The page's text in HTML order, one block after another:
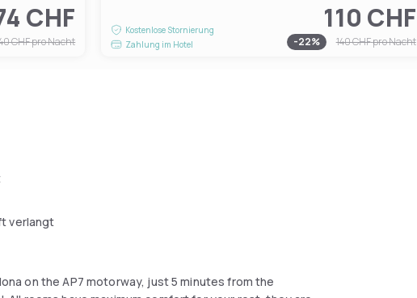
CHF
CHFpro Nacht
Kostenlose Stornierung
Zahlung im Hotel
110 CHF
-22% 140 CHFpro Nacht
verlangt
on the AP7 motorway, just 5 minutes from the